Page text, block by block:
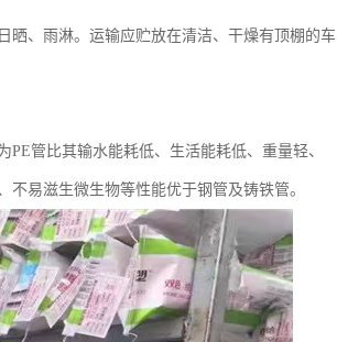
晒、雨淋。运输应贮放在清洁、干燥有顶棚的车
管比其输水能耗低、生活能耗低、重量轻、
易滋生微生物等性能优于钢管及铸铁管。